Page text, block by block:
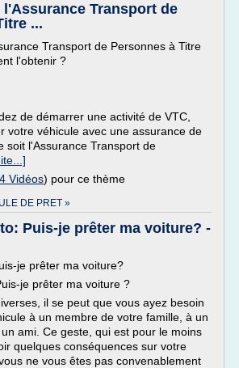
l'Assurance Transport de
...
Transport de Personnes à Titre
l'obtenir ?
de démarrer une activité de VTC,
votre véhicule avec une assurance de
soit l'Assurance Transport de
4 Vidéos) pour ce thème
DE PRET »
Puis-je prêter ma voiture? -
je prêter ma voiture?
je prêter ma voiture ?
il se peut que vous ayez besoin
à un membre de votre famille, à un
ami. Ce geste, qui est pour le moins
quelques conséquences sur votre
ne vous êtes pas convenablement